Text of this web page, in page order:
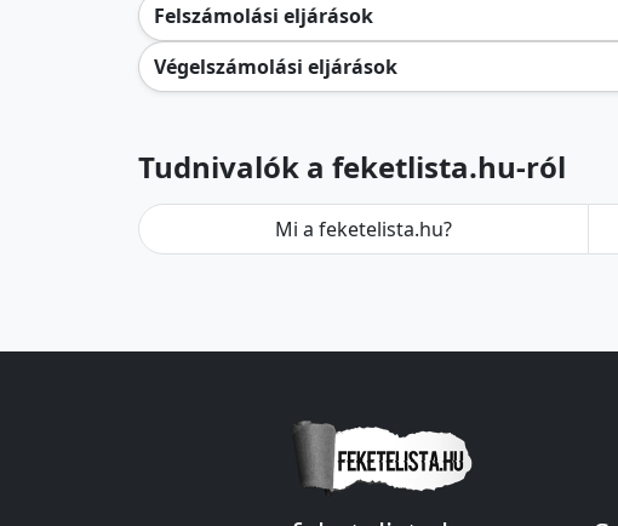
Felszámolási eljárások
Végelszámolási eljárások
Tudnivalók a feketlista.hu-ról
Mi a feketelista.hu?